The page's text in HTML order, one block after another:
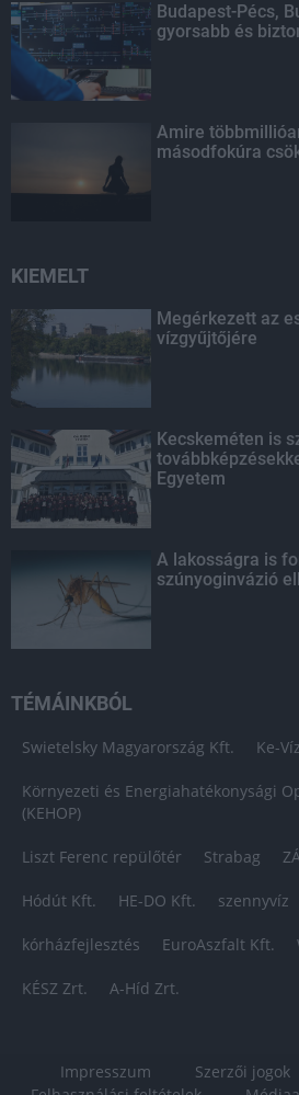
Budapest-Pécs,
gyorsabb és
Amire
másodfokúra
KIEMELT
Megérkezett az
vízgyűjtőjére
Kecskeméten is
Egyetem
A lakosságra is
szúnyoginvázió
TÉMÁINKBÓL
Swietelsky Magyarország Kft. Ke-
Környezeti és Energiahatékonysági
(KEHOP)
Liszt Ferenc repülőtér Strabag
Hódút Kft. HE-DO Kft. szennyvíz
kórházfejlesztés EuroAszfalt Kft.
KÉSZ Zrt. A-Híd Zrt.
Impresszum Szerzői jogok